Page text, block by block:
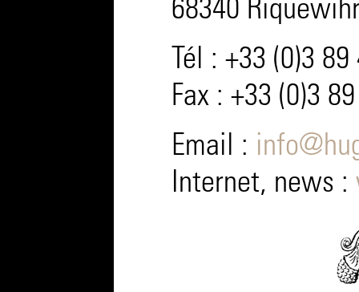
68340
Tél : +33 (0)3
Fax : +33 (0)3
Email :
Internet, news :